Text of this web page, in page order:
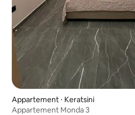
Appartement ⋅ Keratsini
Appartement Monda 3